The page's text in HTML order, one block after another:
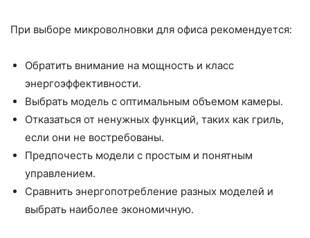
При выборе микроволновки для офиса рекомендуется:
Обратить внимание на мощность и класс
энергоэффективности.
Выбрать модель с оптимальным объемом камеры.
Отказаться от ненужных функций, таких как гриль,
если они не востребованы.
Предпочесть модели с простым и понятным
управлением.
Сравнить энергопотребление разных моделей и
выбрать наиболее экономичную.